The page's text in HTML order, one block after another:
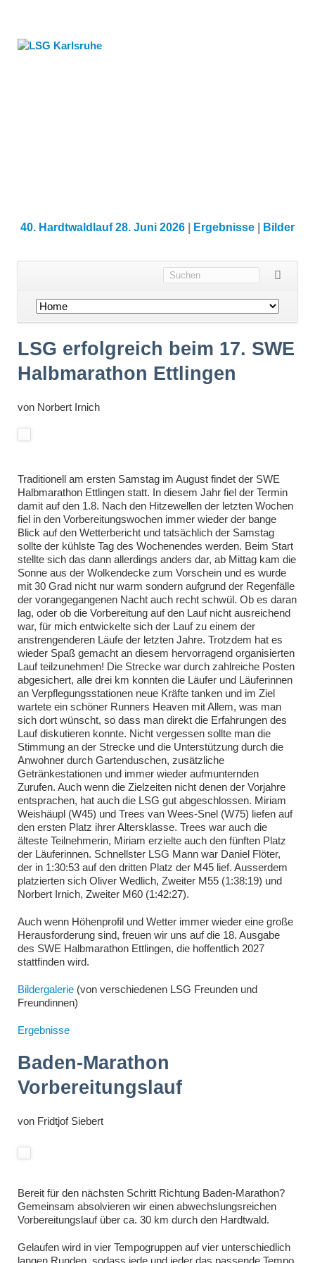
40. Hardtwaldlauf 28. Juni 2026 Ergebnisse Bilder
Navigation
LSG erfolgreich beim 17. SWE
Halbmarathon Ettlingen
von Norbert Irnich
Traditionell am ersten Samstag im August findet der SWE
Halbmarathon Ettlingen statt. In diesem Jahr fiel der Termin
damit auf den 1.8. Nach den Hitzewellen der letzten Wochen
fiel in den Vorbereitungswochen immer wieder der bange
Blick auf den Wetterbericht und tatsächlich der Samstag
sollte der kühlste Tag des Wochenendes werden. Beim Start
stellte sich das dann allerdings anders dar, ab Mittag kam die
Sonne aus der Wolkendecke zum Vorschein und es wurde
mit 30 Grad nicht nur warm sondern aufgrund der Regenfälle
der vorangegangenen Nacht auch recht schwül. Ob es daran
lag, oder ob die Vorbereitung auf den Lauf nicht ausreichend
war, für mich entwickelte sich der Lauf zu einem der
anstrengenderen Läufe der letzten Jahre. Trotzdem hat es
wieder Spaß gemacht an diesem hervorragend organisierten
Lauf teilzunehmen! Die Strecke war durch zahlreiche Posten
abgesichert, alle drei km konnten die Läufer und Läuferinnen
an Verpflegungsstationen neue Kräfte tanken und im Ziel
wartete ein schöner Runners Heaven mit Allem, was man
sich dort wünscht, so dass man direkt die Erfahrungen des
Lauf diskutieren konnte. Nicht vergessen sollte man die
Stimmung an der Strecke und die Unterstützung durch die
Anwohner durch Gartenduschen, zusätzliche
Getränkestationen und immer wieder aufmunternden
Zurufen. Auch wenn die Zielzeiten nicht denen der Vorjahre
entsprachen, hat auch die LSG gut abgeschlossen. Miriam
Weishäupl (W45) und Trees van Wees-Snel (W75) liefen auf
den ersten Platz ihrer Altersklasse. Trees war auch die
älteste Teilnehmerin, Miriam erzielte auch den fünften Platz
der Läuferinnen. Schnellster LSG Mann war Daniel Flöter,
der in 1:30:53 auf den dritten Platz der M45 lief. Ausserdem
platzierten sich Oliver Wedlich, Zweiter M55 (1:38:19) und
Norbert Irnich, Zweiter M60 (1:42:27).
Auch wenn Höhenprofil und Wetter immer wieder eine große
Herausforderung sind, freuen wir uns auf die 18. Ausgabe
des SWE Halbmarathon Ettlingen, die hoffentlich 2027
stattfinden wird.
Bildergalerie(von verschiedenen LSG Freunden und
Freundinnen)
Ergebnisse
Baden-Marathon
Vorbereitungslauf
von Fridtjof Siebert
Bereit für den nächsten Schritt Richtung Baden-Marathon?
Gemeinsam absolvieren wir einen abwechslungsreichen
Vorbereitungslauf über ca. 30 km durch den Hardtwald.
Gelaufen wird in vier Tempogruppen auf vier unterschiedlich
langen Runden, sodass jede und jeder das passende Tempo